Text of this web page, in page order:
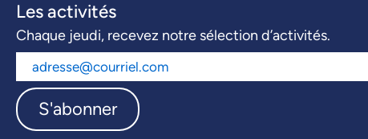
Les activités
Chaque jeudi, recevez notre sélection d’activités.
S'abonner